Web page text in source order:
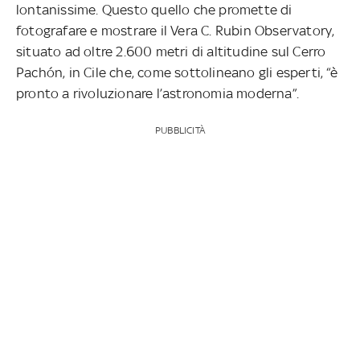
lontanissime. Questo quello che promette di
fotografare e mostrare il Vera C. Rubin Observatory,
situato ad oltre 2.600 metri di altitudine sul Cerro
Pachón, in Cile che, come sottolineano gli esperti, “è
pronto a rivoluzionare l’astronomia moderna”.
PUBBLICITÀ